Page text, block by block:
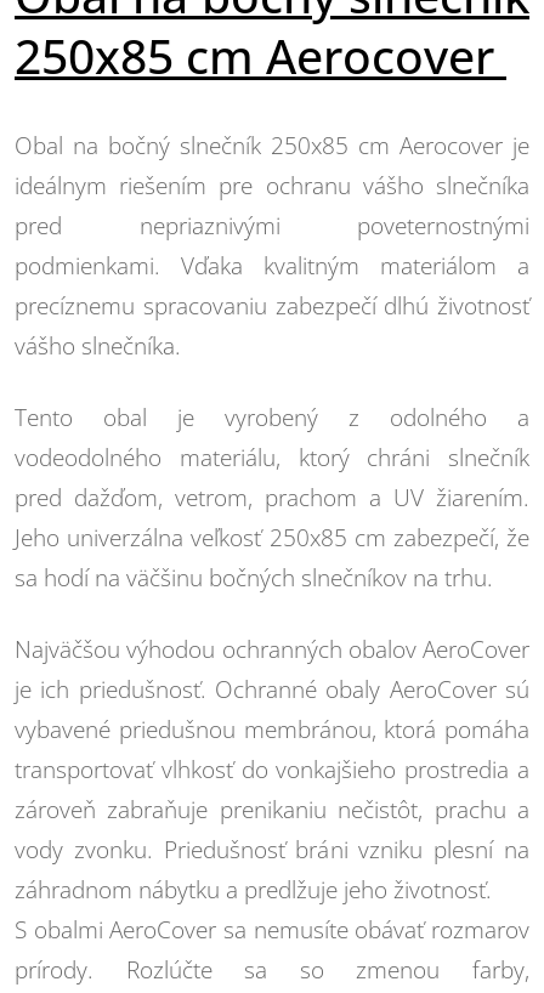
250x85 cm Aerocover
Obal na bočný slnečník 250x85 cm Aerocover je
ideálnym riešením pre ochranu vášho slnečníka
pred nepriaznivými poveternostnými
podmienkami. Vďaka kvalitným materiálom a
precíznemu spracovaniu zabezpečí dlhú životnosť
vášho slnečníka.
Tento obal je vyrobený z odolného a
vodeodolného materiálu, ktorý chráni slnečník
pred dažďom, vetrom, prachom a UV žiarením.
Jeho univerzálna veľkosť 250x85 cm zabezpečí, že
sa hodí na väčšinu bočných slnečníkov na trhu.
Najväčšou výhodou ochranných obalov AeroCover
je ich priedušnosť. Ochranné obaly AeroCover sú
vybavené priedušnou membránou, ktorá pomáha
transportovať vlhkosť do vonkajšieho prostredia a
zároveň zabraňuje prenikaniu nečistôt, prachu a
vody zvonku. Priedušnosť bráni vzniku plesní na
záhradnom nábytku a predlžuje jeho životnosť.
S obalmi AeroCover sa nemusíte obávať rozmarov
prírody. Rozlúčte sa so zmenou farby,